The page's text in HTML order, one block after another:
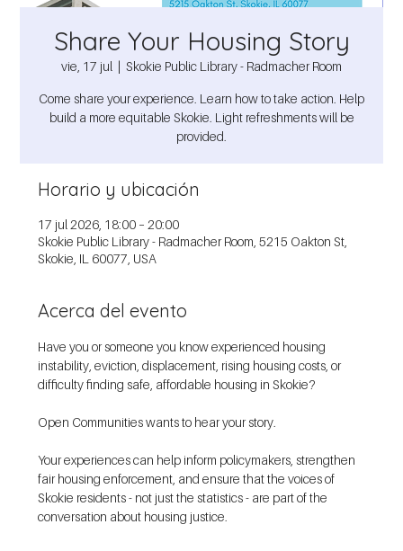
Share Your Housing Story
vie, 17 jul
  |
Skokie Public Library - Radmacher Room
Come share your experience. Learn how to take action. Help
build a more equitable Skokie. Light refreshments will be
provided.
Horario y ubicación
17 jul 2026, 18:00 – 20:00
Skokie Public Library - Radmacher Room, 5215 Oakton St,
Skokie, IL 60077, USA
Acerca del evento
Have you or someone you know experienced housing
instability, eviction, displacement, rising housing costs, or
difficulty finding safe, affordable housing in Skokie?
Open Communities wants to hear your story.
Your experiences can help inform policymakers, strengthen
fair housing enforcement, and ensure that the voices of
Skokie residents - not just the statistics - are part of the
conversation about housing justice.